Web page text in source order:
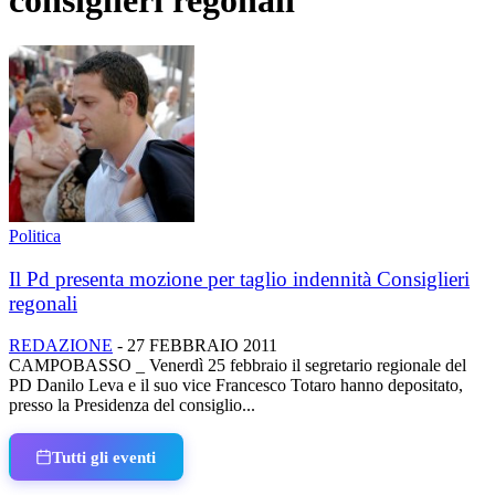
Politica
Il Pd presenta mozione per taglio indennità Consiglieri
regonali
REDAZIONE - 27 FEBBRAIO 2011
CAMPOBASSO _ Venerdì 25 febbraio il segretario regionale del
PD Danilo Leva e il suo vice Francesco Totaro hanno depositato,
presso la Presidenza del consiglio...
Tutti gli eventi